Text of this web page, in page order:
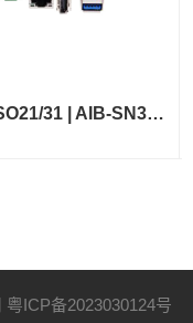
AIB-SO21/31 | AIB-SN31/41
粤ICP备2023030124号